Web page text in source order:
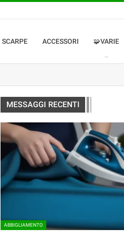
SCARPE ACCESSORI 🧩VARIE
MESSAGGI RECENTI
ABBIGLIAMENTO